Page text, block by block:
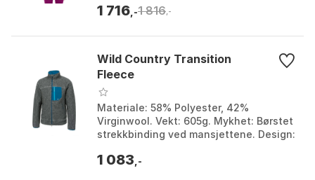
Farge: Bla...
1 716 ,-1 816,-
Wild Country Transition
Fleece
Materiale: 58% Polyester, 42%
Virginwool. Vekt: 605g. Mykhet: Børstet
strekkbinding ved mansjettene. Design:
melange / purp...
1 083 ,-